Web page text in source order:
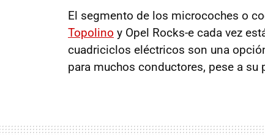
El segmento de los microcoches o
Topolino y Opel Rocks-e cada vez
cuadriciclos eléctricos son una
para muchos conductores, pese a su